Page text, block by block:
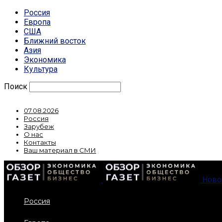
Россия
Европа
США
Ближний восток
Азия
Экономика
Культура
Поиск
07.08.2026
Россия
Зарубеж
О нас
Контакты
Ваш материал в СМИ
Россия